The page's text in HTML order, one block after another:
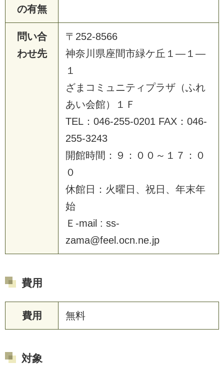
の有無
問い合
わせ先
〒252-8566
神奈川県座間市緑ケ丘１―１―
１
ざまコミュニティプラザ（ふれ
あい会館）１Ｆ
TEL：046-255-0201 FAX：046-
255-3243
開館時間：９：００～１７：０
０
休館日：火曜日、祝日、年末年
始
Ｅ-mail : ss-
zama@feel.ocn.ne.jp
費用
費用 無料
対象